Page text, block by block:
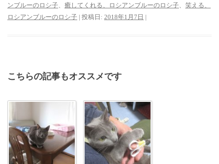
ンブルーのロシ子
癒してくれる、ロシアンブルーのロシ子
笑える、
ロシアンブルーのロシ子 | 投稿日: 2018年1月7日 |
こちらの記事もオススメです